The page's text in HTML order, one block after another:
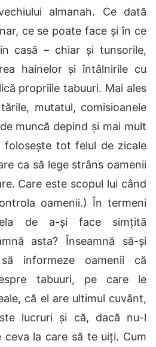
almanah. Ce dată
ce se poate face și în ce
casă – chiar și tunsorile,
hainelor și întâlnirile cu
propriile tabuuri. Mai ales
mutatul, comisioanele
muncă depind și mai mult
folosește tot felul de zicale
ca să lege strâns oamenii
Care este scopul lui când
oamenii.) În termeni
de a-și face simțită
asta? Înseamnă să-și
informeze oamenii că
tabuuri, pe care le
că el are ultimul cuvânt,
lucruri și că, dacă nu-l
la care să te uiți. Cum